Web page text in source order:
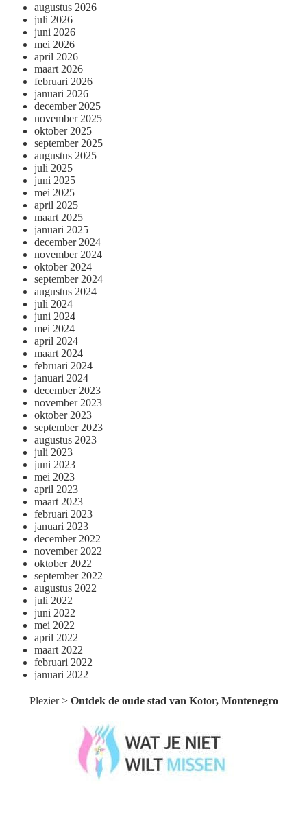
augustus 2026
juli 2026
juni 2026
mei 2026
april 2026
maart 2026
februari 2026
januari 2026
december 2025
november 2025
oktober 2025
september 2025
augustus 2025
juli 2025
juni 2025
mei 2025
april 2025
maart 2025
januari 2025
december 2024
november 2024
oktober 2024
september 2024
augustus 2024
juli 2024
juni 2024
mei 2024
april 2024
maart 2024
februari 2024
januari 2024
december 2023
november 2023
oktober 2023
september 2023
augustus 2023
juli 2023
juni 2023
mei 2023
april 2023
maart 2023
februari 2023
januari 2023
december 2022
november 2022
oktober 2022
september 2022
augustus 2022
juli 2022
juni 2022
mei 2022
april 2022
maart 2022
februari 2022
januari 2022
Plezier> Ontdek de oude stad van Kotor, Montenegro